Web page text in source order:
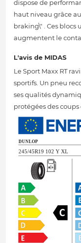
dispose de
haut niveau grâce
braking\" . Ces blocs
augmentent le
L'avis de MIDAS
Le Sport Maxx RT
sportifs. Un pneu
ses qualités
protégées des